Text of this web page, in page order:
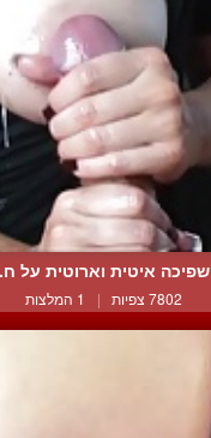
שפיכה איטית וארוטית על
7802 צפיות | 1 המלצות